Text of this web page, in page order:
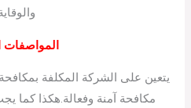
المواصفات
يتعين على الشركة المكلفة
مكافحة آمنة وفعالة.هكذا كما